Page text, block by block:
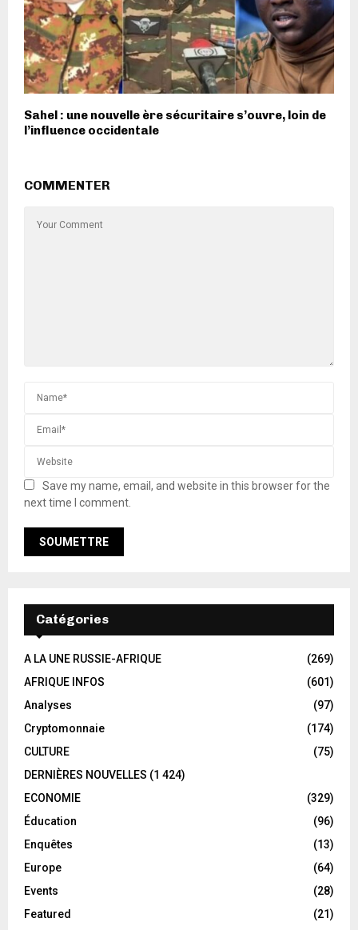
Sahel : une nouvelle ère sécuritaire s’ouvre, loin de
l’influence occidentale
COMMENTER
Save my name, email, and website in this browser for the
next time I comment.
Catégories
A LA UNE RUSSIE-AFRIQUE
(269)
AFRIQUE INFOS
(601)
Analyses
(97)
Cryptomonnaie
(174)
CULTURE
(75)
DERNIÈRES NOUVELLES (1 424)
ECONOMIE
(329)
Éducation
(96)
Enquêtes
(13)
Europe
(64)
Events
(28)
Featured
(21)